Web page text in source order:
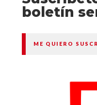
boletín
ME QUIERO